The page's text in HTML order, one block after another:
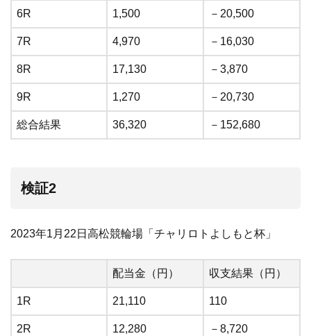
6R 1,500 －20,500
7R 4,970 －16,030
8R 17,130 －3,870
9R 1,270 －20,730
総合結果 36,320 －152,680
検証2
2023年1月22日高松競輪場「チャリロトよしもと杯」
配当金（円） 収支結果（円）
1R 21,110 110
2R 12,280 －8,720